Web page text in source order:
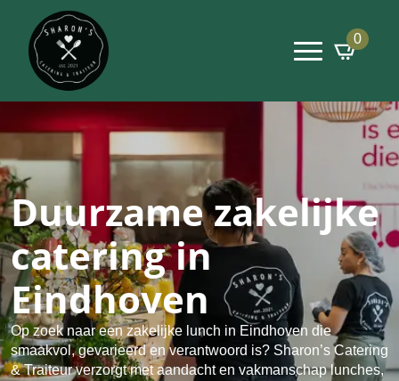
0
Duurzame zakelijke
catering in
Eindhoven
Op zoek naar een zakelijke lunch in Eindhoven die
smaakvol, gevarieerd en verantwoord is? Sharon’s Catering
& Traiteur verzorgt met aandacht en vakmanschap lunches,